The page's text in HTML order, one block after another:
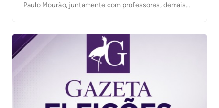
Paulo Mourão, juntamente com professores, demais
candidaturas que apoiam o governo Lula e melhorias na
educação. Paulo Mourão exaltou a história de Lula, […]